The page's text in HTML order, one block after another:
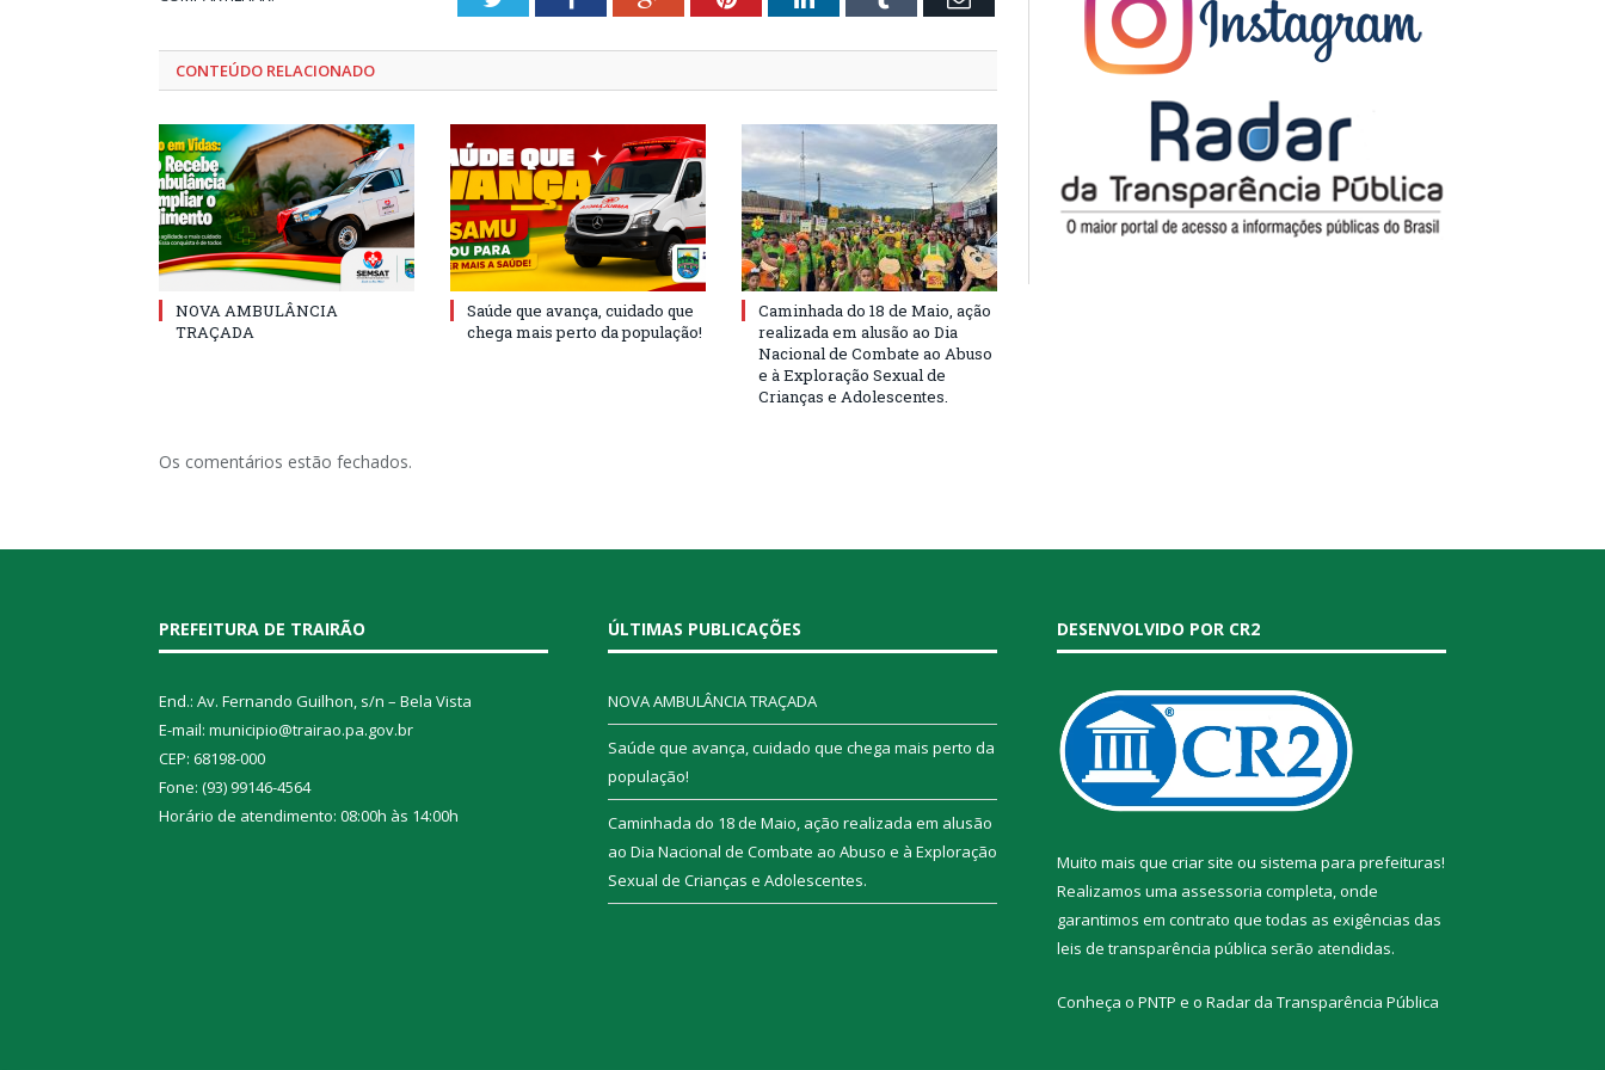
CONTEÚDO RELACIONADO
NOVA AMBULÂNCIA
TRAÇADA
Saúde que avança, cuidado que
chega mais perto da população!
Caminhada do 18 de Maio, ação
realizada em alusão ao Dia
Nacional de Combate ao Abuso
e à Exploração Sexual de
Crianças e Adolescentes.
Os comentários estão fechados.
PREFEITURA DE TRAIRÃO
End.: Av. Fernando Guilhon, s/n – Bela Vista
E-mail: municipio@trairao.pa.gov.br
CEP: 68198-000
Fone: (93) 99146-4564
Horário de atendimento: 08:00h às 14:00h
ÚLTIMAS PUBLICAÇÕES
NOVA AMBULÂNCIA TRAÇADA
Saúde que avança, cuidado que chega mais perto da
população!
Caminhada do 18 de Maio, ação realizada em alusão
ao Dia Nacional de Combate ao Abuso e à Exploração
Sexual de Crianças e Adolescentes.
DESENVOLVIDO POR CR2
Muito mais que criar site ou sistema para prefeituras!
Realizamos uma assessoria completa, onde
garantimos em contrato que todas as exigências das
leis de transparência pública serão atendidas.
Conheça o PNTP e o Radar da Transparência Pública